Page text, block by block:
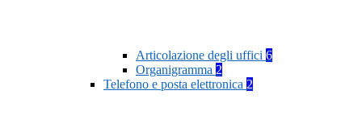
Articolazione degli uffici 6
Organigramma 2
Telefono e posta elettronica 2